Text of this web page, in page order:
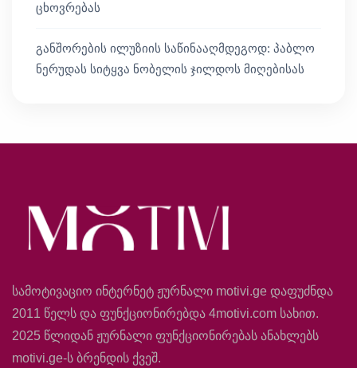
ცხოვრებას
განშორების ილუზიის საწინააღმდეგოდ: პაბლო
ნერუდას სიტყვა ნობელის ჯილდოს მიღებისას
სამოტივაციო ინტერნეტ ჟურნალი motivi.ge დაფუძნდა
2011 წელს და ფუნქციონირებდა 4motivi.com სახით.
2025 წლიდან ჟურნალი ფუნქციონირებას ანახლებს
motivi.ge-ს ბრენდის ქვეშ.